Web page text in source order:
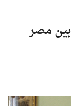
مصر